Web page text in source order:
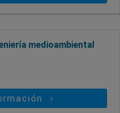
medioambiental